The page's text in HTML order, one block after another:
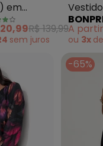
em
R$ 139,99
sem juros
A
ou 3x de
-65%